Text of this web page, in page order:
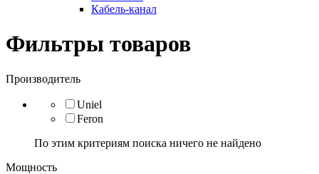
Кабель-канал
Фильтры товаров
Производитель
Uniel
Feron
По этим критериям поиска ничего не найдено
Мощность